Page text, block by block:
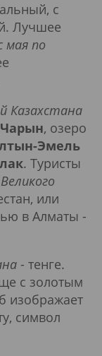
с
Лучшее
мая по
Казахстана
Чарын, озеро
Эмель
. Туристы
Великого
или
в Алматы -
- тенге.
с золотым
изображает
символ